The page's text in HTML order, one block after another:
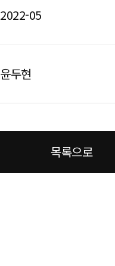
2022-05
윤두현
목록으로